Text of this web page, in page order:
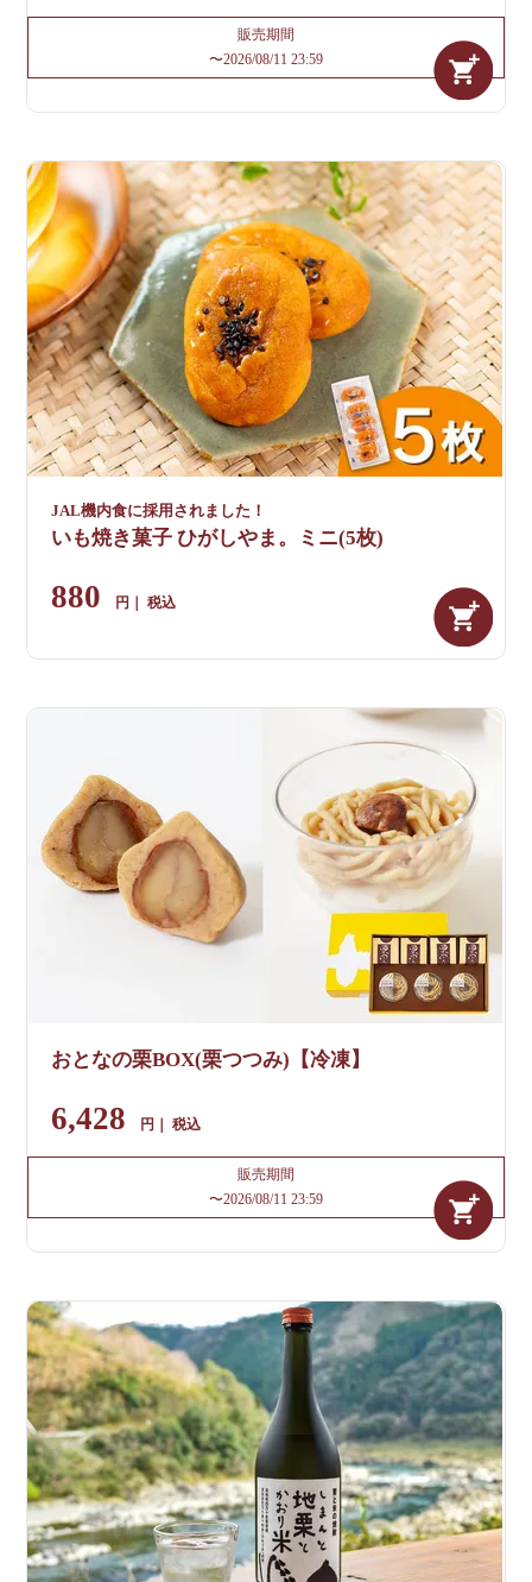
販売期間
〜2026/08/11 23:59
JAL機内食に採用されました！
いも焼き菓子 ひがしやま。ミニ(5枚)
880 税込
おとなの栗BOX(栗つつみ)【冷凍】
6,428 税込
販売期間
〜2026/08/11 23:59